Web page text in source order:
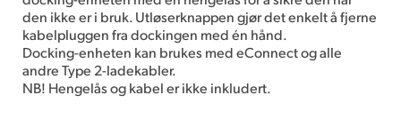
den ikke er i bruk. Utløserknappen gjør det enkelt å fjerne
kabelpluggen fra dockingen med én hånd.
Docking-enheten kan brukes med eConnect og alle
andre Type 2-ladekabler.
NB! Hengelås og kabel er ikke inkludert.